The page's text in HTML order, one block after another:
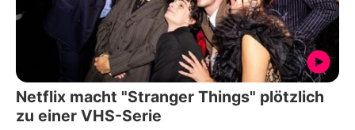
Netflix macht "Stranger Things" plötzlich
zu einer VHS-Serie